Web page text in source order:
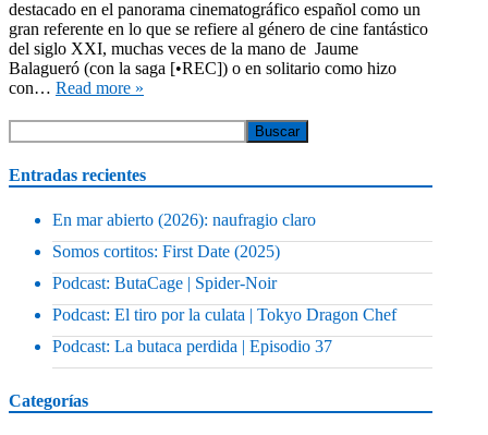
destacado en el panorama cinematográfico español como un
gran referente en lo que se refiere al género de cine fantástico
del siglo XXI, muchas veces de la mano de Jaume
Balagueró (con la saga [•REC]) o en solitario como hizo
con… Read more »
Entradas recientes
En mar abierto (2026): naufragio claro
Somos cortitos: First Date (2025)
Podcast: ButaCage | Spider-Noir
Podcast: El tiro por la culata | Tokyo Dragon Chef
Podcast: La butaca perdida | Episodio 37
Categorías